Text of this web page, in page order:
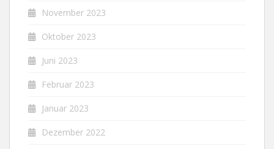
November 2023
Oktober 2023
Juni 2023
Februar 2023
Januar 2023
Dezember 2022